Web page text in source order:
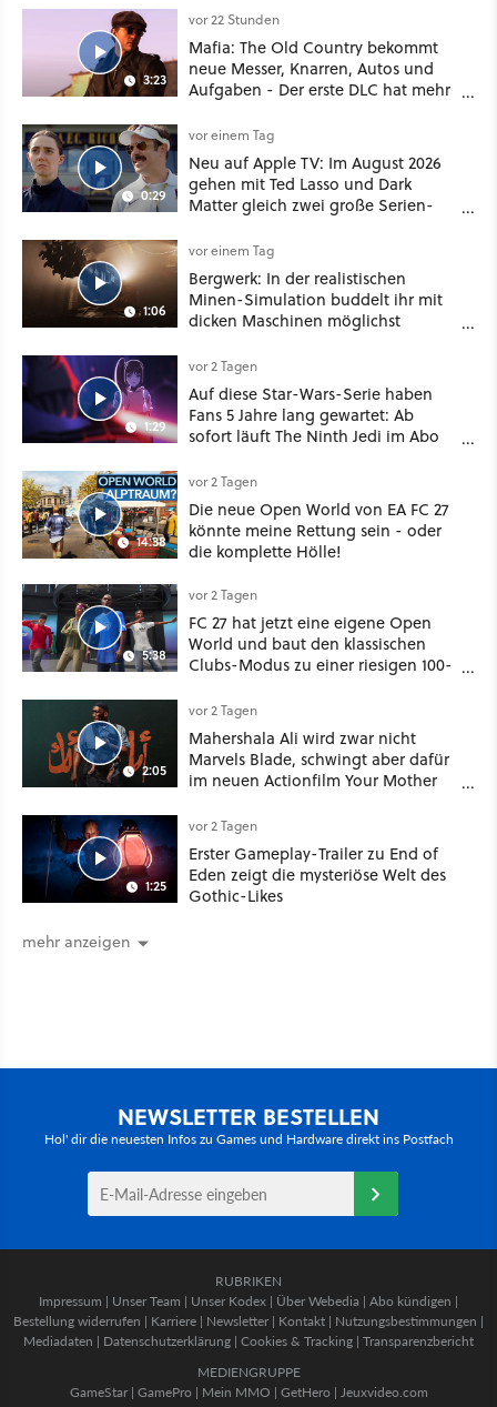
3:23
vor 22 Stunden
Mafia: The Old Country bekommt
neue Messer, Knarren, Autos und
Aufgaben - Der erste DLC hat mehr
0:29
vor einem Tag
Neu auf Apple TV: Im August 2026
gehen mit Ted Lasso und Dark
Matter gleich zwei große Serien-
1:06
vor einem Tag
Bergwerk: In der realistischen
Minen-Simulation buddelt ihr mit
dicken Maschinen möglichst
1:29
vor 2 Tagen
Auf diese Star-Wars-Serie haben
Fans 5 Jahre lang gewartet: Ab
sofort läuft The Ninth Jedi im Abo
14:38
vor 2 Tagen
Die neue Open World von EA FC 27
könnte meine Rettung sein - oder
die komplette Hölle!
5:38
vor 2 Tagen
FC 27 hat jetzt eine eigene Open
World und baut den klassischen
Clubs-Modus zu einer riesigen 100-
2:05
vor 2 Tagen
Mahershala Ali wird zwar nicht
Marvels Blade, schwingt aber dafür
im neuen Actionfilm Your Mother
Schwert
1:25
vor 2 Tagen
Erster Gameplay-Trailer zu End of
Eden zeigt die mysteriöse Welt des
Gothic-Likes
mehr anzeigen
NEWSLETTER BESTELLEN
Hol' dir die neuesten Infos zu Games und Hardware direkt ins Postfach
RUBRIKEN
Impressum | Unser Team | Unser Kodex | Über Webedia | Abo kündigen |
Bestellung widerrufen | Karriere | Newsletter | Kontakt | Nutzungsbestimmungen |
Mediadaten | Datenschutzerklärung | Cookies & Tracking | Transparenzbericht
MEDIENGRUPPE
GameStar| GamePro | Mein MMO | GetHero | Jeuxvideo.com